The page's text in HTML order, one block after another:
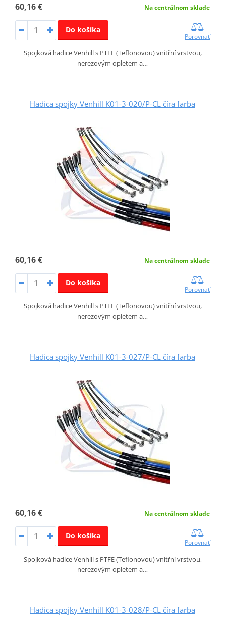
60,16 € Na centrálnom sklade
Do košíka
Porovnať
Spojková hadice Venhill s PTFE (Teflonovou) vnitřní vrstvou,
nerezovým opletem a…
Hadica spojky Venhill K01-3-020/P-CL číra farba
60,16 € Na centrálnom sklade
Do košíka
Porovnať
Spojková hadice Venhill s PTFE (Teflonovou) vnitřní vrstvou,
nerezovým opletem a…
Hadica spojky Venhill K01-3-027/P-CL číra farba
60,16 € Na centrálnom sklade
Do košíka
Porovnať
Spojková hadice Venhill s PTFE (Teflonovou) vnitřní vrstvou,
nerezovým opletem a…
Hadica spojky Venhill K01-3-028/P-CL číra farba